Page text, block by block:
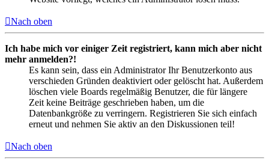
Nach oben
Ich habe mich vor einiger Zeit registriert, kann mich aber nicht
mehr anmelden?!
Es kann sein, dass ein Administrator Ihr Benutzerkonto aus
verschieden Gründen deaktiviert oder gelöscht hat. Außerdem
löschen viele Boards regelmäßig Benutzer, die für längere
Zeit keine Beiträge geschrieben haben, um die
Datenbankgröße zu verringern. Registrieren Sie sich einfach
erneut und nehmen Sie aktiv an den Diskussionen teil!
Nach oben